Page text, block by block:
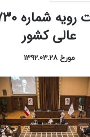
عالی کشور
مورخ 1392.03.28